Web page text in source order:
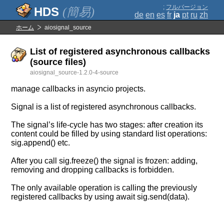
(簡易) ; フルバージョン
de en es fr ja pt ru zh
ホーム aiosignal_source
List of registered asynchronous callbacks
(source files)
aiosignal_source-1.2.0-4-source
manage callbacks in asyncio projects.
Signal is a list of registered asynchronous callbacks.
The signal’s life-cycle has two stages: after creation its
content could be filled by using standard list operations:
sig.append() etc.
After you call sig.freeze() the signal is frozen: adding,
removing and dropping callbacks is forbidden.
The only available operation is calling the previously
registered callbacks by using await sig.send(data).